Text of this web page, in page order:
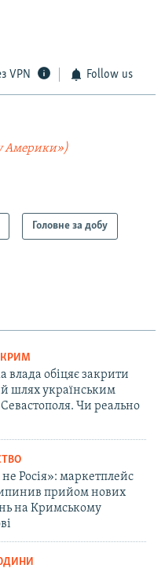
VPN Follow us
Америки»)
Головне за добу
КРИМ
влада обіцяє закрити
шлях українським
Чи реально
Росія»: маркетплейс
прийом нових
на Кримському